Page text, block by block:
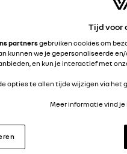
Tijd voor
partnersgebruiken cookies om
kunnen we je gepersonaliseerde
en kun je interactief met
opties te allen tijde wijzigen via het
Meer informatie vind je